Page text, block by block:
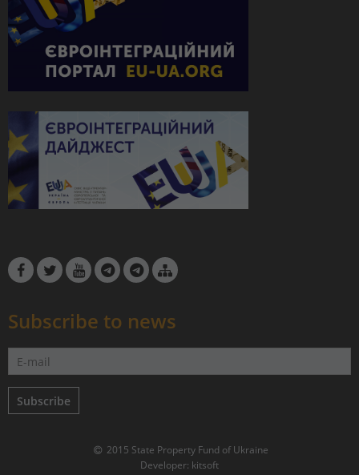
Subscribe to news
Subscribe
2015 State Property Fund of Ukraine
Developer: kitsoft